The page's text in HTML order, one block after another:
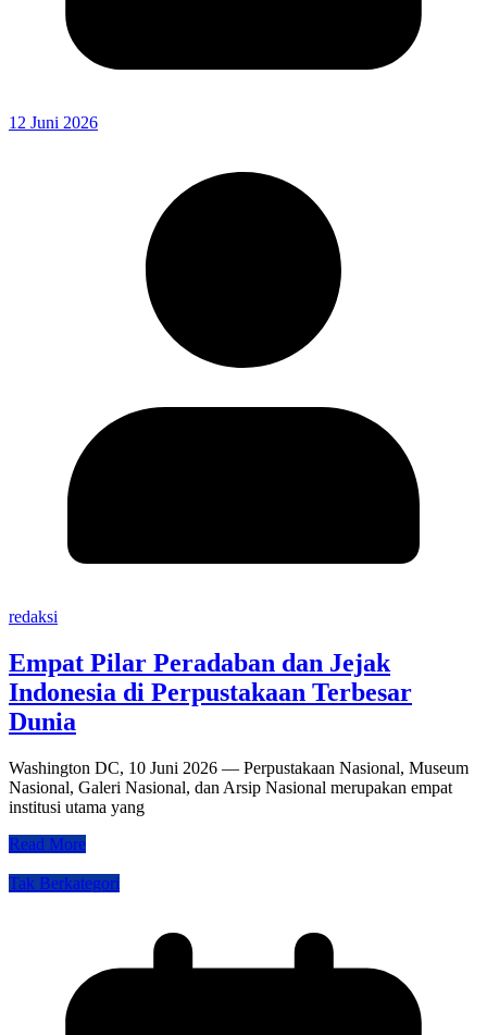
12 Juni 2026
redaksi
Empat Pilar Peradaban dan Jejak
Indonesia di Perpustakaan Terbesar
Dunia
Washington DC, 10 Juni 2026 — Perpustakaan Nasional, Museum
Nasional, Galeri Nasional, dan Arsip Nasional merupakan empat
institusi utama yang
Read More
Tak Berkategori